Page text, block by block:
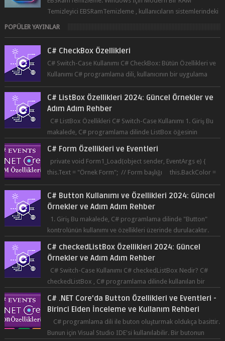
C# CheckBox Özellikleri
C# Switch-Case Kullanımı C# CheckBox: Bütün Özellikleri ve
Kullanımı C# programlama dili, kullanıcının bir uygulama
üzerinde seçim yapma...
C# ListBox Özellikleri 2024: Güncel Örnekler ve
Adım Adım Rehber
makalede, C# programlama dilinde ListBox öğesinin
özelliklerine ve kullanımına...
C# Form Özellikleri ve Eventleri
private void Form1_Load(object sender, EventArgs e) {
this.Text = "Örnek Form"; // Form başlığı this.BackColor =
Co...
C# Button Kullanımı ve Özellikleri 2024: Güncel
Örnekler ve Adım Adım Rehber
kontrolünün kullanımı ve özellikleri üzerinde durulacaktır.
Button, bir ku...
C# checkedListBox Özellikleri 2024: Güncel
Örnekler ve Adım Adım Rehber
C# Switch-Case Kullanımı C# checkedListBox Nedir? C#
checkedListBox , C# programlama dilinde kullanılan bir
bileşendir. checkedListBox, ku...
C# .NET Core'da Button Özellikleri ve Eventleri -
Birinci Elden İnceleme ve Kullanım Rehberi
C# programlama dili ile buton oluşturmak oldukça basittir.
Bunun için Visual Studio IDE'si kullanılabilir. Bir butonun
tıklanma olay...
C# TextBox Kullanımı ve Özellikleri 2024: Güncel
Örnekler ve Adım Adım Rehber
C# TextBox Kullanımı ve Özellikleri Giriş: C# programlama